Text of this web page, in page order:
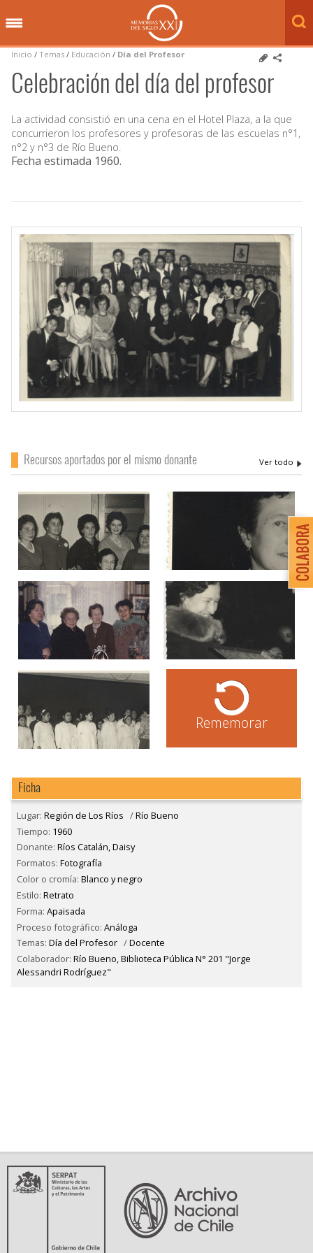
Inicio / Temas / Educación / Día del Profesor
Celebración del día del profesor
La actividad consistió en una cena en el Hotel Plaza, a la que
concurrieron los profesores y profesoras de las escuelas n°1,
n°2 y n°3 de Río Bueno.
Fecha estimada 1960.
Recursos aportados por el mismo donante
Rememorar
Ficha
Lugar: Región de Los Ríos /Río Bueno
Tiempo: 1960
Donante: Ríos Catalán, Daisy
Formatos: Fotografía
Color o cromía: Blanco y negro
Estilo: Retrato
Forma: Apaisada
Proceso fotográfico: Análoga
Temas: Día del Profesor /Docente
Colaborador: Río Bueno, Biblioteca Pública N° 201 "Jorge
Alessandri Rodríguez"